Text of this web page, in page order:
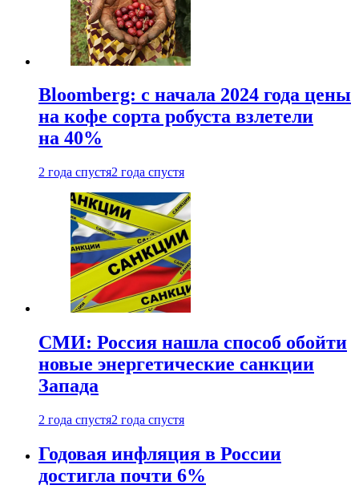
Bloomberg: с начала 2024 года цены
на кофе сорта робуста взлетели
на 40%
2 года спустя2 года спустя
СМИ: Россия нашла способ обойти
новые энергетические санкции
Запада
2 года спустя2 года спустя
Годовая инфляция в России
достигла почти 6%